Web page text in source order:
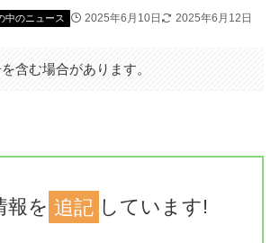
中のニュース 2025年6月10日 2025年6月12日
含む場合があります。
報を 追記 しています!